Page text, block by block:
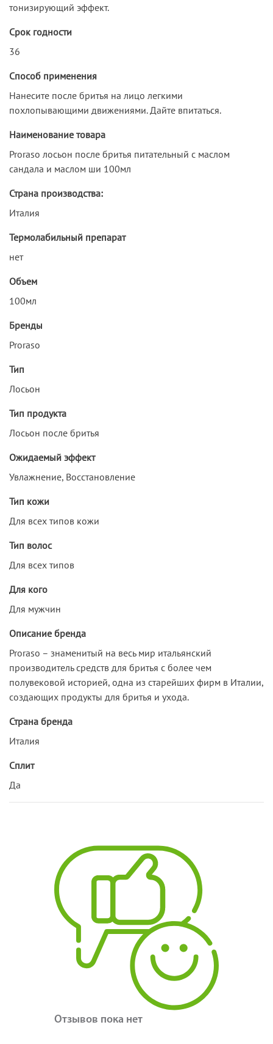
тонизирующий эффект.
Срок годности
36
Способ применения
Нанесите после бритья на лицо легкими
похлопывающими движениями. Дайте впитаться.
Наименование товара
Proraso лосьон после бритья питательный с маслом
сандала и маслом ши 100мл
Страна производства:
Италия
Термолабильный препарат
нет
Объем
100мл
Бренды
Proraso
Тип
Лосьон
Тип продукта
Лосьон после бритья
Ожидаемый эффект
Увлажнение, Восстановление
Тип кожи
Для всех типов кожи
Тип волос
Для всех типов
Для кого
Для мужчин
Описание бренда
Proraso – знаменитый на весь мир итальянский
производитель средств для бритья с более чем
полувековой историей, одна из старейших фирм в Италии,
создающих продукты для бритья и ухода.
Страна бренда
Италия
Сплит
Да
Отзывов пока нет